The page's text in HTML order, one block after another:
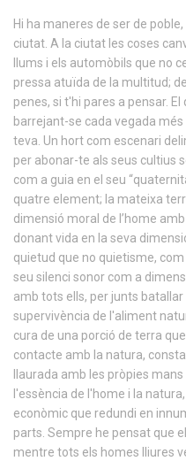
Hi ha maneres de ser de
ciutat. A la ciutat les coses
llums i els automòbils que no
pressa atuïda de la multitud;
penes, si t'hi pares a pensar.
barrejant-se cada vegada
teva. Un hort com escenari
per abonar-te als seus cultius
com a guia en el seu
quatre element; la mateixa
dimensió moral de l’home
donant vida en la seva
quietud que no quietisme,
seu silenci sonor com a
amb tots ells, per junts
supervivència de l'aliment
cura de una porció de terra
contacte amb la natura,
llaurada amb les pròpies
l'essència de l'home i la
econòmic que redundi en
parts. Sempre he pensat que
mentre tots els homes lliures